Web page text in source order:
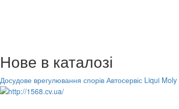
Нове в каталозі
Досудове врегулювання спорів Автосервіс Liqui Moly